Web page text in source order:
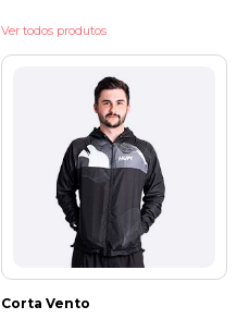
Ver todos produtos
Corta Vento